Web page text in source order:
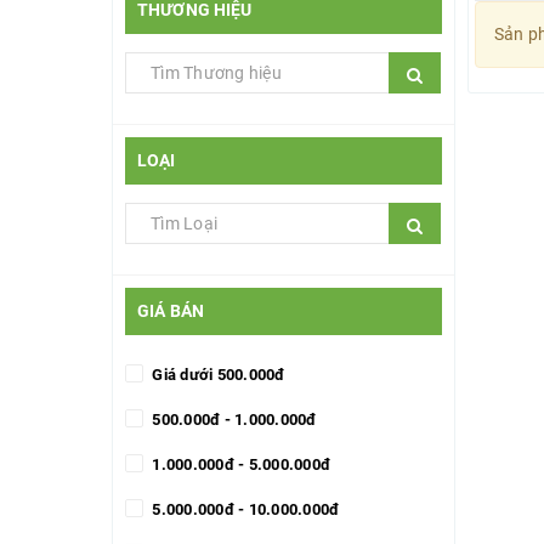
THƯƠNG HIỆU
LOẠI
GIÁ BÁN
Giá dưới 500.000đ
500.000đ - 1.000.000đ
1.000.000đ - 5.000.000đ
5.000.000đ - 10.000.000đ
Sản